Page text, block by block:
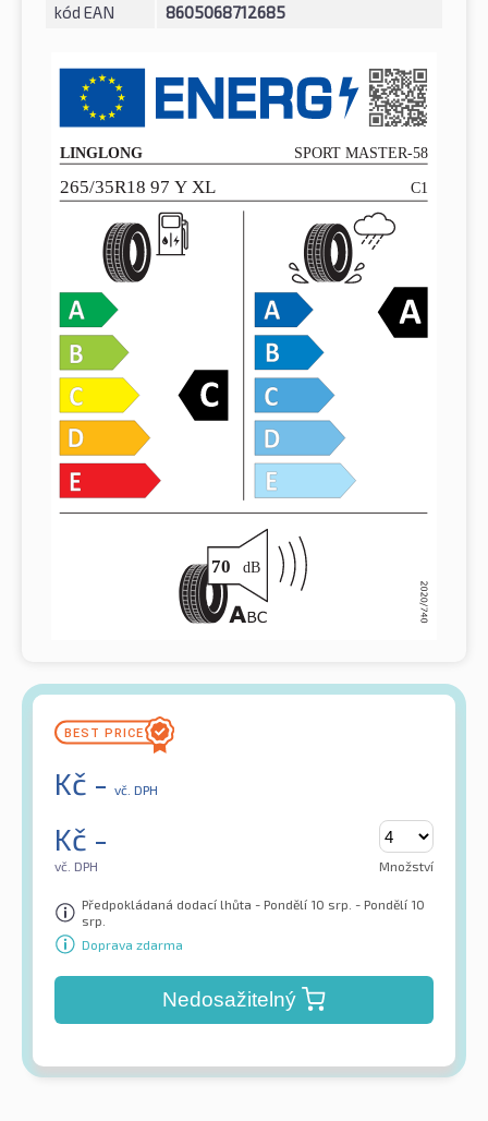
kód EAN 8605068712685
Kč - vč. DPH
Kč -
vč. DPH Množství
Předpokládaná dodací lhůta - Pondělí 10 srp. - Pondělí 10
srp.
Doprava zdarma
Nedosažitelný